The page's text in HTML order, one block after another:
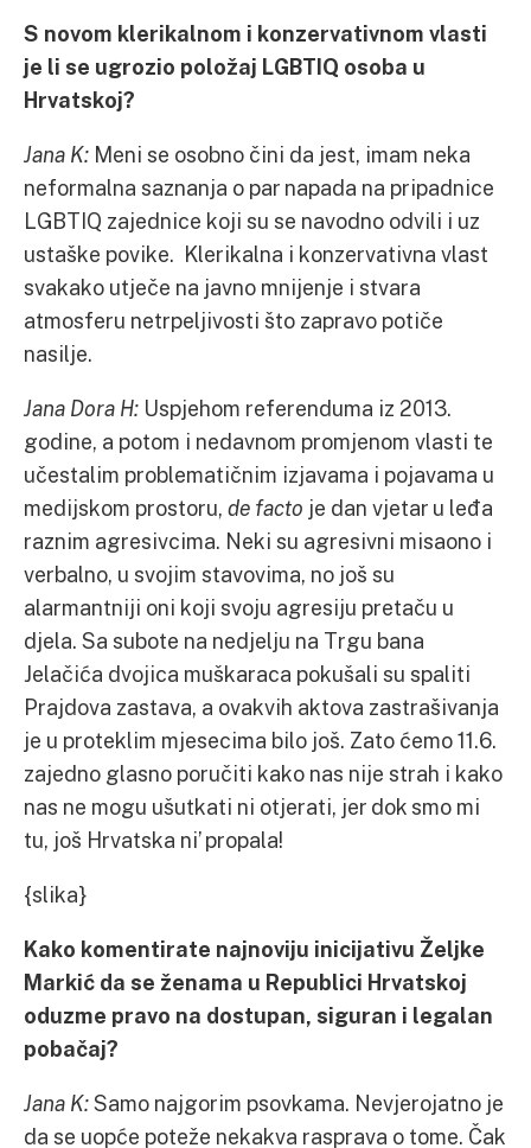
S novom klerikalnom i konzervativnom vlasti
je li se ugrozio položaj LGBTIQ osoba u
Hrvatskoj?
Jana K: Meni se osobno čini da jest, imam neka
neformalna saznanja o par napada na pripadnice
LGBTIQ zajednice koji su se navodno odvili i uz
ustaške povike. Klerikalna i konzervativna vlast
svakako utječe na javno mnijenje i stvara
atmosferu netrpeljivosti što zapravo potiče
nasilje.
Jana Dora H: Uspjehom referenduma iz 2013.
godine, a potom i nedavnom promjenom vlasti te
učestalim problematičnim izjavama i pojavama u
medijskom prostoru, de facto je dan vjetar u leđa
raznim agresivcima. Neki su agresivni misaono i
verbalno, u svojim stavovima, no još su
alarmantniji oni koji svoju agresiju pretaču u
djela. Sa subote na nedjelju na Trgu bana
Jelačića dvojica muškaraca pokušali su spaliti
Prajdova zastava, a ovakvih aktova zastrašivanja
je u proteklim mjesecima bilo još. Zato ćemo 11.6.
zajedno glasno poručiti kako nas nije strah i kako
nas ne mogu ušutkati ni otjerati, jer dok smo mi
tu, još Hrvatska ni’ propala!
{slika}
Kako komentirate najnoviju inicijativu Željke
Markić da se ženama u Republici Hrvatskoj
oduzme pravo na dostupan, siguran i legalan
pobačaj?
Jana K:Samo najgorim psovkama. Nevjerojatno je
da se uopće poteže nekakva rasprava o tome. Čak